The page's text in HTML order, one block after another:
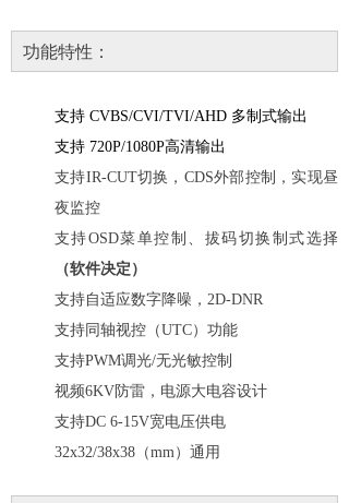
功能特性：
支持 CVBS/CVI/TVI/AHD 多制式输出
支持 720P/1080P高清输出
支持IR-CUT切换，CDS外部控制，实现昼
夜监控
支持OSD菜单控制、拔码切换制式选择
（软件决定）
支持自适应数字降噪， 2D-DNR
支持同轴视控（UTC）功能
支持PWM调光/无光敏控制
视频6KV防雷，电源大电容设计
支持DC 6-15V宽电压供电
32x32/38x38（mm）通用